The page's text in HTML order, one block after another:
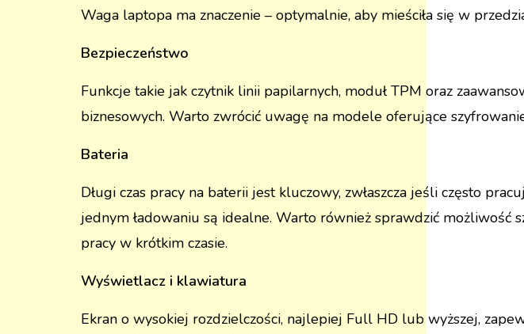
Waga laptopa ma znaczenie – optymalnie, aby mieściła się w
Bezpieczeństwo
Funkcje takie jak czytnik linii papilarnych, moduł TPM oraz
biznesowych. Warto zwrócić uwagę na modele oferujące
Bateria
Długi czas pracy na baterii jest kluczowy, zwłaszcza jeśli często
jednym ładowaniu są idealne. Warto również sprawdzić możliwość
pracy w krótkim czasie.
Wyświetlacz i klawiatura
Ekran o wysokiej rozdzielczości, najlepiej Full HD lub wyższej,